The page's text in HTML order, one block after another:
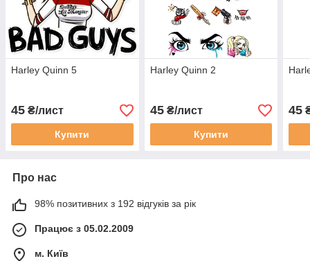
Harley Quinn 5
45 ₴/лист
Купити
Harley Quinn 2
45₴/лист
Купити
45
Про нас
98% позитивних з 192 відгуків за рік
Працює з 05.02.2009
м. Київ